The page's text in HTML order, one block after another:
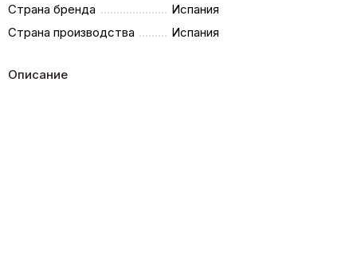
Страна бренда
Испания
Страна производства
Испания
Описание